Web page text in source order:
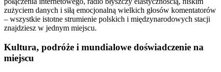
zużyciem danych i siłą emocjonalną wielkich głosów komentatorów
– wszystkie istotne strumienie polskich i międzynarodowych stacji
znajdziesz w jednym miejscu.
Kultura, podróże i mundialowe doświadczenie na
miejscu